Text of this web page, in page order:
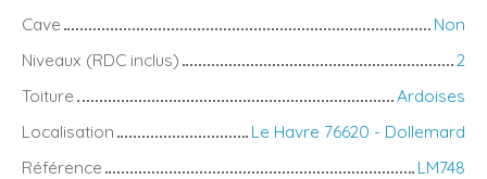
Cave
Non
Niveaux (RDC inclus)
2
Toiture
Ardoises
Localisation
Le Havre 76620 - Dollemard
Référence
LM748